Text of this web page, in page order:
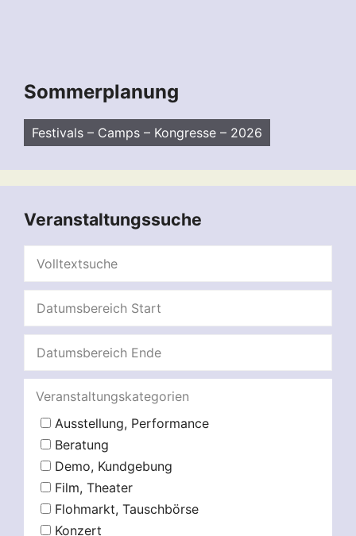
Sommerplanung
Festivals – Camps – Kongresse – 2026
Veranstaltungssuche
Veranstaltungskategorien
Ausstellung, Performance
Beratung
Demo, Kundgebung
Film, Theater
Flohmarkt, Tauschbörse
Konzert